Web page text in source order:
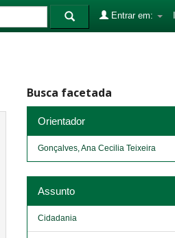
Entrar em:
Busca facetada
Orientador
Gonçalves, Ana Cecilia Teixeira
Assunto
Cidadania